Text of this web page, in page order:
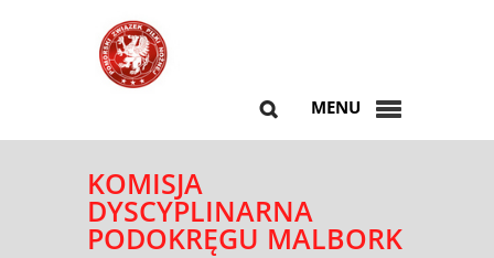
MENU
KOMISJA
DYSCYPLINARNA
PODOKRĘGU MALBORK